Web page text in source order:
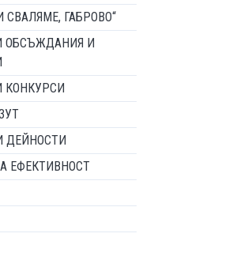
СВАЛЯМЕ, ГАБРОВО“
ОБСЪЖДАНИЯ И
КОНКУРСИ
ДЕЙНОСТИ
ЕФЕКТИВНОСТ